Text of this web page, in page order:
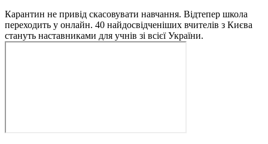
Карантин не привід скасовувати навчання. Відтепер школа
переходить у онлайн. 40 найдосвідченіших вчителів з Києва
стануть наставниками для учнів зі всієї України.